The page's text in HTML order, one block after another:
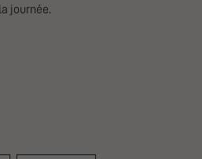
journée.